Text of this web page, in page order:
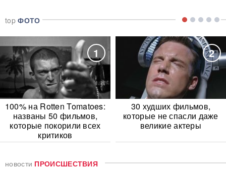
topФОТО
1
100% на Rotten Tomatoes:
названы 50 фильмов,
которые покорили всех
критиков
2
30 худших фильмов,
которые не спасли даже
великие актеры
новости ПРОИСШЕСТВИЯ